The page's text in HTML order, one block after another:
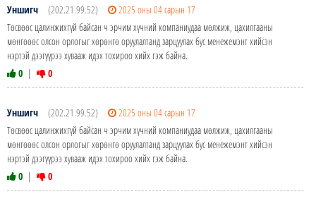
Уншигч (202.21.99.52)
2025 оны 04 сарын 17
Төсвөөс цалинжихгүй байсан ч эрчим хүчний компаниудаа мөлжиж, цахилгааны
мөнгөөөс олсон орлогыг хөрөнгө оруулалтанд зарцуулах бус менежемэнт хийсэн
нэртэй дээгүүрээ хувааж идэх тохироо хийх гэж байна.
0 | 0
Уншигч (202.21.99.52)
2025 оны 04 сарын 17
Төсвөөс цалинжихгүй байсан ч эрчим хүчний компаниудаа мөлжиж, цахилгааны
мөнгөөөс олсон орлогыг хөрөнгө оруулалтанд зарцуулах бус менежемэнт хийсэн
нэртэй дээгүүрээ хувааж идэх тохироо хийх гэж байна.
0 | 0